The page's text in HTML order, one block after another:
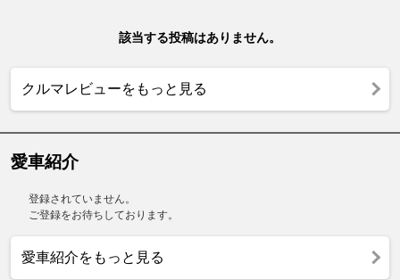
該当する投稿はありません。
クルマレビューをもっと見る
愛車紹介
登録されていません。
ご登録をお待ちしております。
愛車紹介をもっと見る